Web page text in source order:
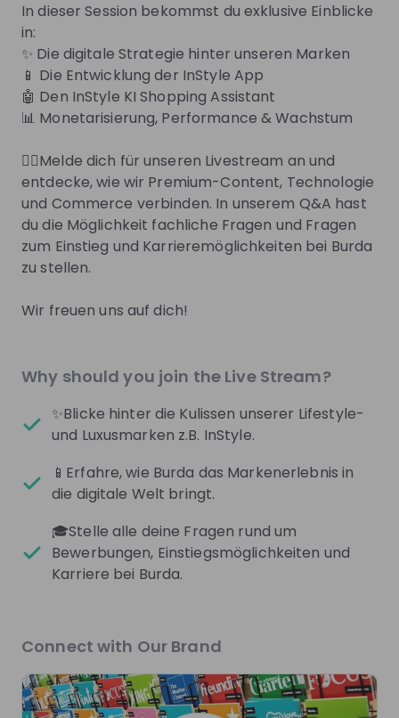
und erobern ständig neue digitale Geschäftsfelder.
Bist du dabei?
Get noticed byBurda
Join their Talent Pool so they can reach out to
you.
Join Talent Pool
Get in First.
Be the first to know about job openings
Sign up now!
Jana Schönwald
Live streams
In dieser Session bekommst du exklusive Einblicke
in:
✨ Die digitale Strategie hinter unseren Marken
📱 Die Entwicklung der InStyle App
🤖 Den InStyle KI Shopping Assistant
📊 Monetarisierung, Performance & Wachstum
👉🏻Melde dich für unseren Livestream an und
entdecke, wie wir Premium-Content, Technologie
und Commerce verbinden. In unserem Q&A hast
du die Möglichkeit fachliche Fragen und Fragen
zum Einstieg und Karrieremöglichkeiten bei Burda
zu stellen.
Why should you join the Live Stream?
✨Blicke hinter die Kulissen unserer Lifestyle-
und Luxusmarken z.B. InStyle.
📱Erfahre, wie Burda das Markenerlebnis in
die digitale Welt bringt.
🎓Stelle alle deine Fragen rund um
Bewerbungen, Einstiegsmöglichkeiten und
Karriere bei Burda.
Connect with Our Brand